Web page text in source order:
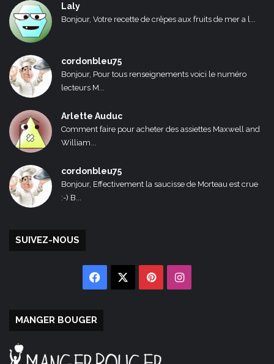
Laly
Bonjour, Votre recette de crêpes aux fruits de mer a l...
cordonbleu75
Bonjour, Pour tous renseignements voici le numéro
lecteurs M...
Arlette Auduc
Comment faire pour acheter des assiettes Maxwell and
William...
cordonbleu75
Bonjour, Effectivement la saucisse de Morteau est crue
:-) B...
SUIVEZ-NOUS
Facebook PinterestInstagram
MANGER BOUGER